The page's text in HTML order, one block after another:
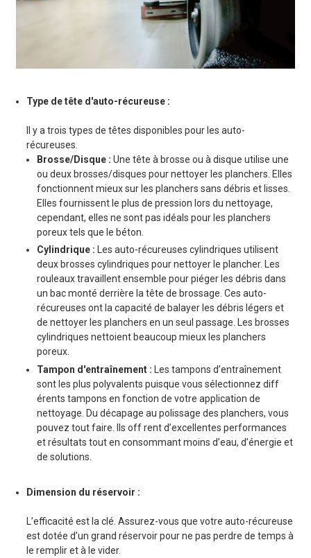
Type de tête d'auto-récureuse :
Il y a trois types de têtes disponibles pour les auto-
récureuses.
Brosse/Disque : Une tête à brosse ou à disque utilise une
ou deux brosses/disques pour nettoyer les planchers. Elles
fonctionnent mieux sur les planchers sans débris et lisses.
Elles fournissent le plus de pression lors du nettoyage,
cependant, elles ne sont pas idéals pour les planchers
poreux tels que le béton.
Cylindrique : Les auto-récureuses cylindriques utilisent
deux brosses cylindriques pour nettoyer le plancher. Les
rouleaux travaillent ensemble pour piéger les débris dans
un bac monté derrière la tête de brossage. Ces auto-
récureuses ont la capacité de balayer les débris légers et
de nettoyer les planchers en un seul passage. Les brosses
cylindriques nettoient beaucoup mieux les planchers
poreux.
Tampon d'entraînement : Les tampons d’entraînement
sont les plus polyvalents puisque vous sélectionnez diff
érents tampons en fonction de votre application de
nettoyage. Du décapage au polissage des planchers, vous
pouvez tout faire. Ils off rent d’excellentes performances
et résultats tout en consommant moins d’eau, d’énergie et
de solutions.
Dimension du réservoir :
L’efficacité est la clé. Assurez-vous que votre auto-récureuse
est dotée d’un grand réservoir pour ne pas perdre de temps à
le remplir et à le vider.